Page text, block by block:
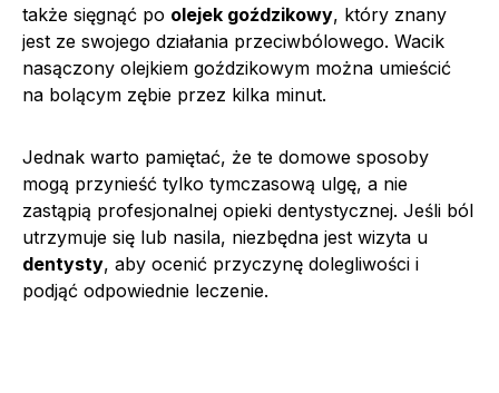
także sięgnąć po olejek goździkowy, który znany
jest ze swojego działania przeciwbólowego. Wacik
nasączony olejkiem goździkowym można umieścić
na bolącym zębie przez kilka minut.
Jednak warto pamiętać, że te domowe sposoby
mogą przynieść tylko tymczasową ulgę, a nie
zastąpią profesjonalnej opieki dentystycznej. Jeśli ból
utrzymuje się lub nasila, niezbędna jest wizyta u
dentysty, aby ocenić przyczynę dolegliwości i
podjąć odpowiednie leczenie.